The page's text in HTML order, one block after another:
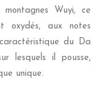
Wuyi, ce
oxydés, aux notes
caractéristique du Da
lesquels il pousse,
unique.